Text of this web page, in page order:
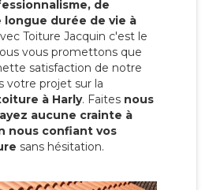
de
durée de vie à
Toiture Jacquin c'est le
vous promettons que
satisfaction de notre
votre projet sur la
à Harly. Faites nous
aucune crainte à
nous confiant vos
sans hésitation.